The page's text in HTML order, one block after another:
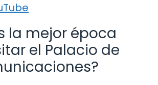
la mejor época
el Palacio de